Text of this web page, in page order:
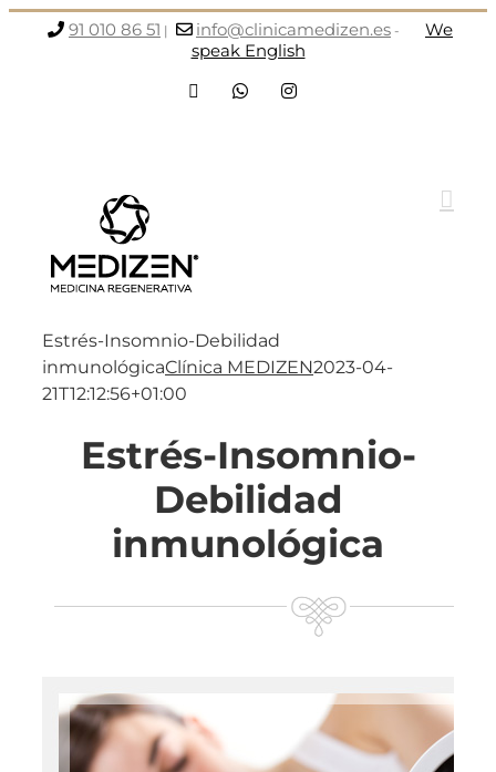
91 010 86 51 | info@clinicamedizen.es -
We
speak English
FacebookWhatsAppInstagram
Estrés-Insomnio-Debilidad
inmunológicaClínica MEDIZEN2023-04-
21T12:12:56+01:00
Estrés-Insomnio-
Debilidad
inmunológica